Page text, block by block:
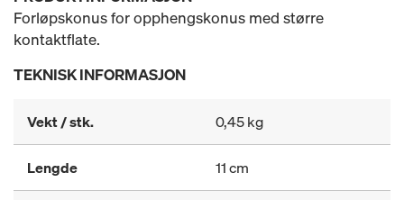
Forløpskonus for opphengskonus med større
kontaktflate.
TEKNISK INFORMASJON
Vekt / stk. 0,45 kg
Lengde 11 cm